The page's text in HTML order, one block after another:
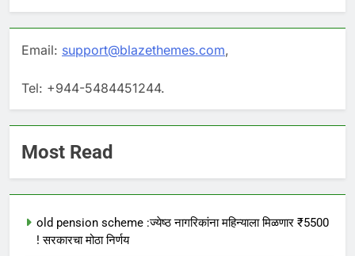
Email: support@blazethemes.com,
Tel: +944-5484451244.
Most Read
old pension scheme :ज्येष्ठ नागरिकांना महिन्याला मिळणार ₹5500
! सरकारचा मोठा निर्णय